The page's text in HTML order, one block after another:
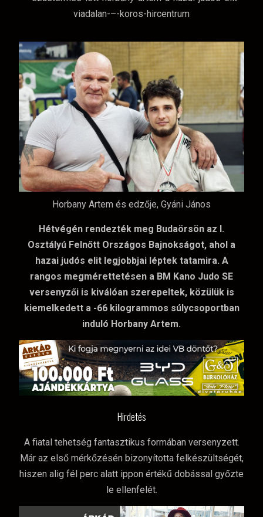
Horbany Artem és edzője, Gyáni János
Hétvégén rendezték meg Budaörsön az I.
Osztályú Felnőtt Országos Bajnokságot, ahol a
hazai judós elit legjobbjai léptek tatamira. A
rangos megmérettetésen a BM Kano Judo SE
versenyzői is kiválóan szerepeltek, közülük is
kiemelkedett a -66 kilogrammos súlycsoportban
induló Horbany Artem.
Hirdetés
A fiatal tehetség fantasztikus formában versenyzett.
Már az első mérkőzésén bizonyította felkészültségét,
hiszen alig fél perc alatt ippon értékű dobással győzte
le ellenfelét.